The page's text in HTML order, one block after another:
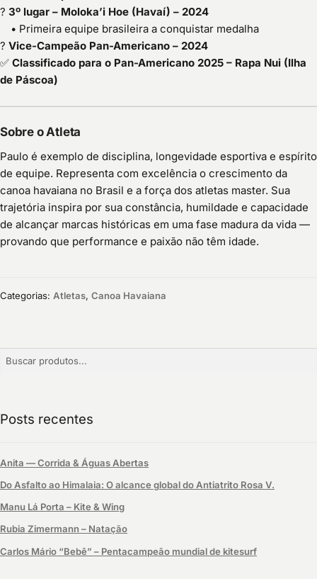
? 3º lugar – Moloka’i Hoe (Havaí) – 2024
• Primeira equipe brasileira a conquistar medalha
? Vice-Campeão Pan-Americano – 2024
✅ Classificado para o Pan-Americano 2025 – Rapa Nui (Ilha
de Páscoa)
Sobre o Atleta
Paulo é exemplo de disciplina, longevidade esportiva e espírito
de equipe. Representa com excelência o crescimento da
canoa havaiana no Brasil e a força dos atletas master. Sua
trajetória inspira por sua constância, humildade e capacidade
de alcançar marcas históricas em uma fase madura da vida —
provando que performance e paixão não têm idade.
Categorias: Atletas, Canoa Havaiana
Posts recentes
Anita — Corrida & Águas Abertas
Do Asfalto ao Himalaia: O alcance global do Antiatrito Rosa V.
Manu Lá Porta – Kite & Wing
Rubia Zimermann – Natação
Carlos Mário “Bebê” – Pentacampeão mundial de kitesurf